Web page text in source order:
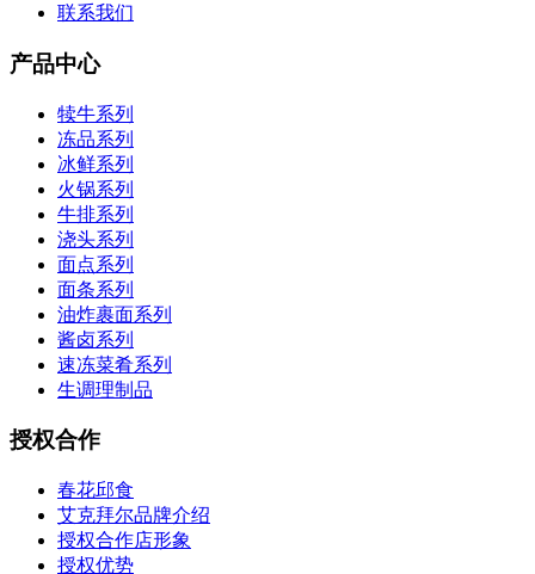
联系我们
产品中心
犊牛系列
冻品系列
冰鲜系列
火锅系列
牛排系列
浇头系列
面点系列
面条系列
油炸裹面系列
酱卤系列
速冻菜肴系列
生调理制品
授权合作
春花邱食
艾克拜尔品牌介绍
授权合作店形象
授权优势